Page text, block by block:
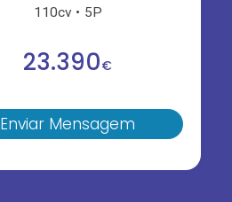
110cv
5P
23.390€
Enviar Mensagem